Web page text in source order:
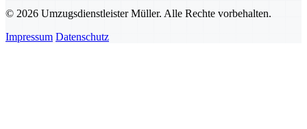
© 2026 Umzugsdienstleister Müller. Alle Rechte vorbehalten.
Impressum Datenschutz